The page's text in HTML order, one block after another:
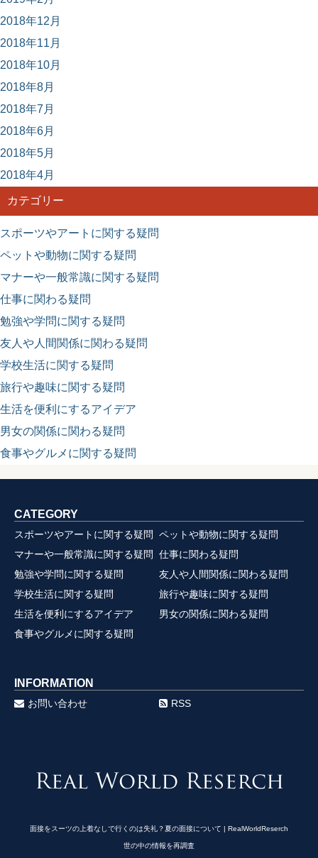
2018年12月
2018年11月
2018年10月
2018年8月
2018年7月
2018年6月
2018年5月
2018年4月
カテゴリー
スポーツやアートに関する疑問
ペットや動物に関する疑問
マナーや一般常識に関する疑問
仕事に関わる疑問
勉強や学問に関する疑問
友人や人間関係に関わる疑問
学校生活に関する疑問
旅行や趣味に関する疑問
生活を便利にするアイデア
男女の関係に関わる疑問
食事やグルメに関する疑問
CATEGORY
スポーツやアートに関する疑問
ペットや動物に関する疑問
マナーや一般常識に関する疑問
仕事に関わる疑問
勉強や学問に関する疑問
友人や人間関係に関わる疑問
学校生活に関する疑問
旅行や趣味に関する疑問
生活を便利にするアイデア
男女の関係に関わる疑問
食事やグルメに関する疑問
INFORMATION
お問い合わせ RSS
面接をスーツの上着なしで行くのは失礼？夏の面接について | RealWorldReserch
世の中の情報を再調査